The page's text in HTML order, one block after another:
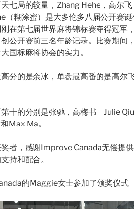
七局的较量，Zhang Hehe，高尔飞
（糊涂蜜）是大多伦多八届公开赛
刚在第七届世界麻将锦标赛夺得冠军
公开赛前三名年龄记录。比赛期间
国标麻将协会的实力。
分的是余冰，单盘最高番的是高尔
十的分别是张驰，高梅书，Julie
Max Ma。
者，感谢Improve Canada无偿提
持和配合。
的Maggie女士参加了颁奖仪式